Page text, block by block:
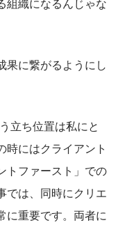
果に繋がるようにし
立ち位置は私にと
時にはクライアント
トファースト」での
では、同時にクリエ
に重要です。両者に